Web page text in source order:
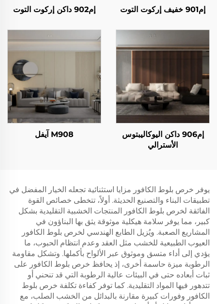
إم901 خفيف إركوت التوت إم902 داكن إركوت التوت
إم906 داكن اليوكاليبتوس
الأسترالي
M908 آيفل
يوفر خرص بلوط الكافور مزايا استثنائية تجعله الخيار المفضل في
تطبيقات البناء والتصنيع الحديثة. أولاً، تتخطى خصائص القوة
الفائقة لخرص بلوط الكافور المنتجات الخشبية التقليدية بشكل
كبير، مما يوفر سلامة هيكلية موثوقة يثق بها البناؤون في
المشاريع الصعبة. ويُزيل الطابع الهندسي لخرص بلوط الكافور
العيوب الطبيعية للخشب مثل العقد وعدم انتظام الحبوب، ما
يؤدي إلى أداء متسق وموثوق عبر الألواح بأكملها. وتشكل مقاومة
الرطوبة ميزة حاسمة أخرى، إذ يحافظ خرص بلوط الكافور على
ثبات أبعاده حتى في البيئات عالية الرطوبة التي قد تنحني أو
تتدهور فيها المواد التقليدية. كما توفر كفاءة تكلفة خرص بلوط
الكافور وفورات كبيرة مقارنة بالبدائل من الخشب الصلب، مع